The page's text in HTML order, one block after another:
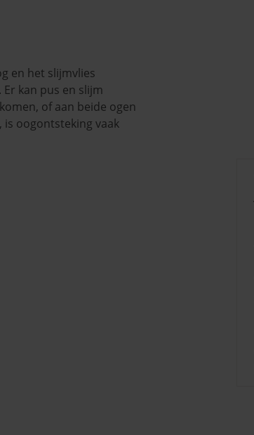
en het slijmvlies
kan pus en slijm
of aan beide ogen
is oogontsteking vaak